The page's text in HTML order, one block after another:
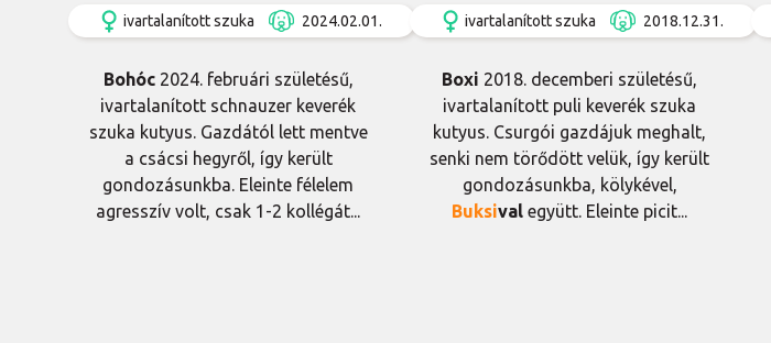
ivartalanított szuka 2024.02.01.
Bohóc2024. februári születésű,
ivartalanított schnauzer keverék
szuka kutyus. Gazdától lett mentve
a csácsi hegyről, így került
gondozásunkba. Eleinte félelem
agresszív volt, csak 1-2 kollégát...
ivartalanított szuka 2018.12.31.
Boxi 2018. decemberi születésű,
ivartalanított puli keverék szuka
kutyus. Csurgói gazdájuk meghalt,
senki nem törődött velük, így került
gondozásunkba, kölykével,
Buksival együtt. Eleinte picit...